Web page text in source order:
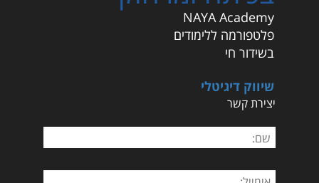
NAYA Academy
פלטפורמה ללימודים
בשידור חי
שיווק דיגיטלי
יצירת קשר